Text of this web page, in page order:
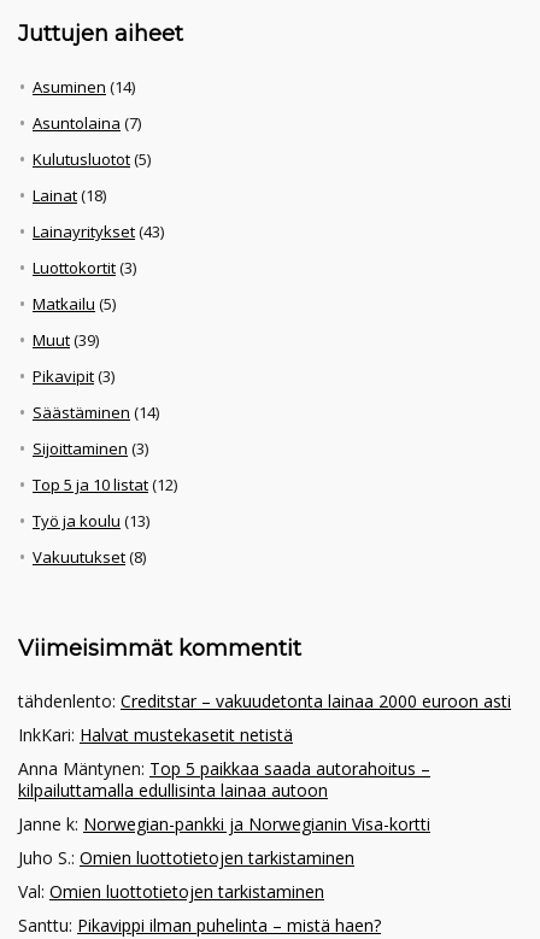
Juttujen aiheet
Asuminen (14)
Asuntolaina (7)
Kulutusluotot(5)
Lainat(18)
Lainayritykset(43)
Luottokortit(3)
Matkailu (5)
Muut(39)
Pikavipit(3)
Säästäminen (14)
Sijoittaminen (3)
Top 5 ja 10 listat(12)
Työ ja koulu (13)
Vakuutukset(8)
Viimeisimmät kommentit
tähdenlento: Creditstar – vakuudetonta lainaa 2000 euroon asti
InkKari: Halvat mustekasetit netistä
Anna Mäntynen: Top 5 paikkaa saada autorahoitus –
kilpailuttamalla edullisinta lainaa autoon
Janne k: Norwegian-pankki ja Norwegianin Visa-kortti
Juho S.: Omien luottotietojen tarkistaminen
Val: Omien luottotietojen tarkistaminen
Santtu: Pikavippi ilman puhelinta – mistä haen?